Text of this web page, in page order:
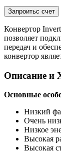
Конвертор
позволяет
передач и
конвертор
Описание и
Основные
Низкий
Очень
Низкое
Высокая
Высокая